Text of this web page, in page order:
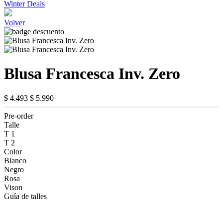
Winter Deals
Volver
Blusa Francesca Inv. Zero
$ 4.493 $ 5.990
Pre-order
Talle
T 1
T 2
Color
Blanco
Negro
Rosa
Vison
Guía de talles